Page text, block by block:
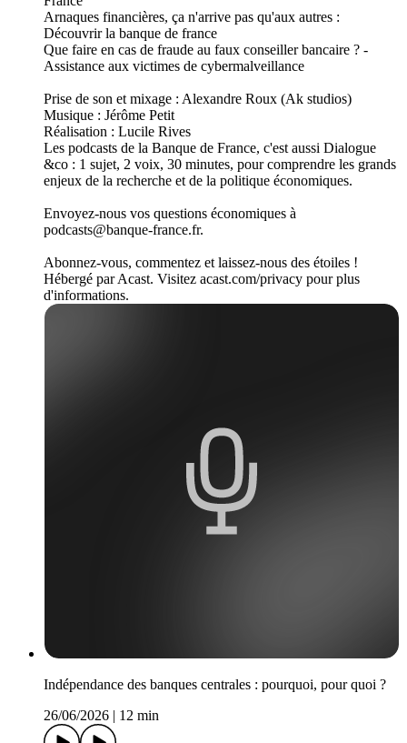
Arnaques financières, ça n'arrive pas qu'aux autres :
Découvrir la banque de france
Que faire en cas de fraude au faux conseiller bancaire ? -
Assistance aux victimes de cybermalveillance
Prise de son et mixage : Alexandre Roux (Ak studios)
Musique : Jérôme Petit
Réalisation : Lucile Rives
Les podcasts de la Banque de France, c'est aussi Dialogue
&co : 1 sujet, 2 voix, 30 minutes, pour comprendre les grands
enjeux de la recherche et de la politique économiques.
Envoyez-nous vos questions économiques à
podcasts@banque-france.fr.
Abonnez-vous, commentez et laissez-nous des étoiles !
Hébergé par Acast. Visitez acast.com/privacy pour plus
d'informations.
Indépendance des banques centrales : pourquoi, pour quoi ?
26/06/2026 | 12 min